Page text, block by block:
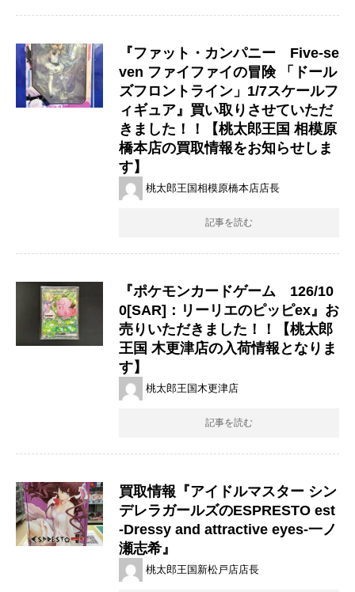
『ファット・カンパニー Five-se
ven ファイファイの冒険 「ドール
ズフロントライン」1/7スケールフ
ィギュア』買い取りさせていただ
きました！！【桃太郎王国 相模原
橋本店の買取情報をお知らせしま
す】
桃太郎王国相模原橋本店店長
記事を読む
『ポケモンカードゲーム 126/10
0[SAR]：リーリエのピッピex』お
売りいただきました！！【桃太郎
王国 木更津店の入荷情報となりま
す】
桃太郎王国木更津店
記事を読む
買取情報『アイドルマスター ​シン
デレラガールズの​ESPRESTO ​est
-Dressy ​and ​attractive ​eyes-一ノ
瀬志希』
桃太郎王国新松戸店店長